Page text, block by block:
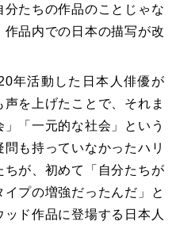
たちの作品のことじゃな
品内での日本の描写が改
年活動した日本人俳優が
声を上げたことで、それま
「一元的な社会」という
も持っていなかったハリ
が、初めて「自分たちが
プの増強だったんだ」と
ド作品に登場する日本人